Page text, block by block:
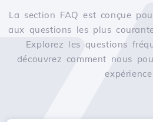
La section FAQ est conçue
aux questions les plus
Explorez les questions
découvrez comment nous